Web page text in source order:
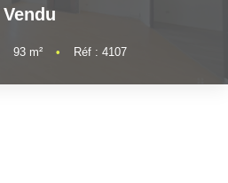
Terrains
Vendu
93 m² • Réf : 4107